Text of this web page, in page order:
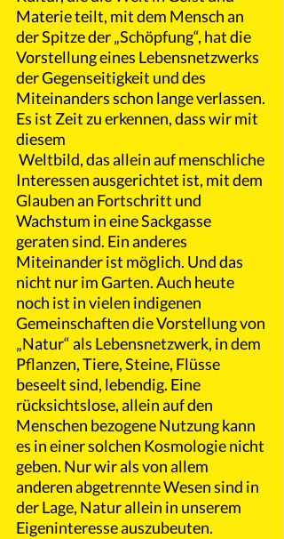
Materie teilt, mit dem Mensch an
der Spitze der „Schöpfung“, hat die
Vorstellung eines Lebensnetzwerks
der Gegenseitigkeit und des
Miteinanders schon lange verlassen.
Es ist Zeit zu erkennen, dass wir mit
diesem
Weltbild, das allein auf menschliche
Interessen ausgerichtet ist, mit dem
Glauben an Fortschritt und
Wachstum in eine Sackgasse
geraten sind. Ein anderes
Miteinander ist möglich. Und das
nicht nur im Garten. Auch heute
noch ist in vielen indigenen
Gemeinschaften die Vorstellung von
„Natur“ als Lebensnetzwerk, in dem
Pflanzen, Tiere, Steine, Flüsse
beseelt sind, lebendig. Eine
rücksichtslose, allein auf den
Menschen bezogene Nutzung kann
es in einer solchen Kosmologie nicht
geben. Nur wir als von allem
anderen abgetrennte Wesen sind in
der Lage, Natur allein in unserem
Eigeninteresse auszubeuten.